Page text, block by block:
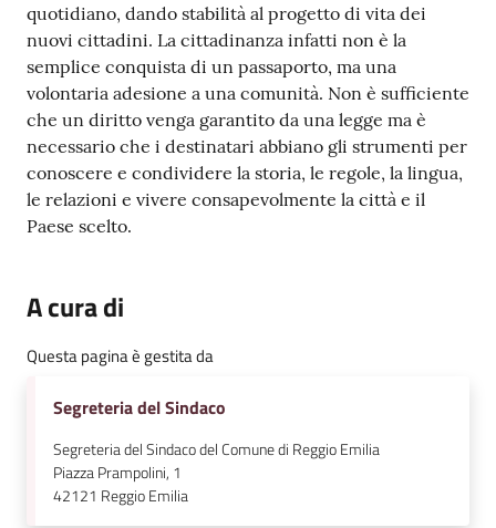
quotidiano, dando stabilità al progetto di vita dei
nuovi cittadini. La cittadinanza infatti non è la
semplice conquista di un passaporto, ma una
volontaria adesione a una comunità. Non è sufficiente
che un diritto venga garantito da una legge ma è
necessario che i destinatari abbiano gli strumenti per
conoscere e condividere la storia, le regole, la lingua,
le relazioni e vivere consapevolmente la città e il
Paese scelto.
A cura di
Questa pagina è gestita da
Segreteria del Sindaco
Segreteria del Sindaco del Comune di Reggio Emilia
Piazza Prampolini, 1
42121 Reggio Emilia